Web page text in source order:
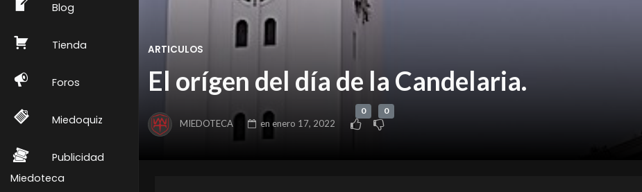
Blog
Tienda
Foros
Miedoquiz
Publicidad
Miedoteca
ARTICULOS
El orígen del día de la Candelaria.
MIEDOTECA en enero 17, 2022
0 0